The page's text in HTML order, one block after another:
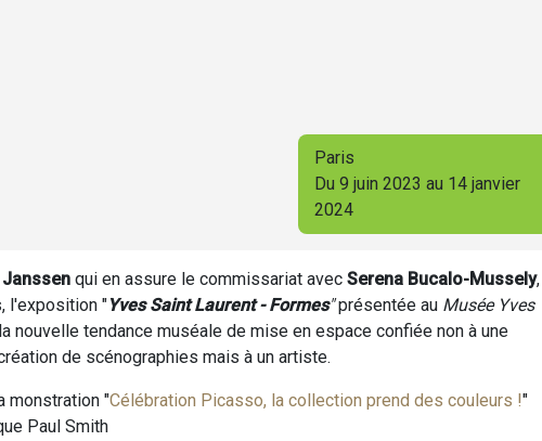
Paris
Du 9 juin 2023 au 14 janvier
2024
Janssen qui en assure le commissariat avec Serena Bucalo-Mussely,
l'exposition "Yves Saint Laurent - Formes"présentée au Musée Yves
nouvelle tendance muséale de mise en espace confiée non à une
de scénographies mais à un artiste.
monstration "Célébration Picasso, la collection prend des couleurs !"
Paul Smith